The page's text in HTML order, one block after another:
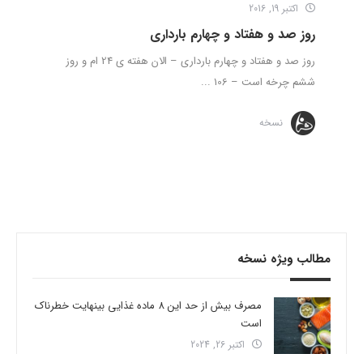
اکتبر 19, 2016
روز صد و هفتاد و چهارم بارداری
روز صد و هفتاد و چهارم بارداری – الان هفته ی 24 ام و روز
ششم چرخه است – 106 ...
نسخه
مطالب ویژه نسخه
مصرف بیش از حد این 8 ماده غذایی بینهایت خطرناک
است
اکتبر 26, 2024